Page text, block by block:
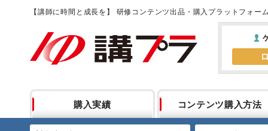
【講師に時間と成長を】 研修コンテンツ出品・購入プラットフォー
購入実績 コンテンツ購入方法